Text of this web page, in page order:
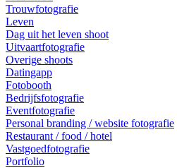
Trouwfotografie
Leven
Dag uit het leven shoot
Uitvaartfotografie
Overige shoots
Datingapp
Fotobooth
Bedrijfsfotografie
Eventfotografie
Personal branding / website fotografie
Restaurant / food / hotel
Vastgoedfotografie
Portfolio